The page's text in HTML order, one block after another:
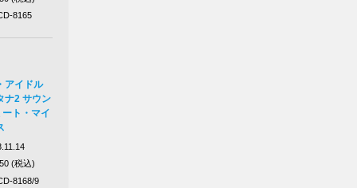
8165
アイドル
ナ2 サウン
ート・マイ
(税込)
8168/9